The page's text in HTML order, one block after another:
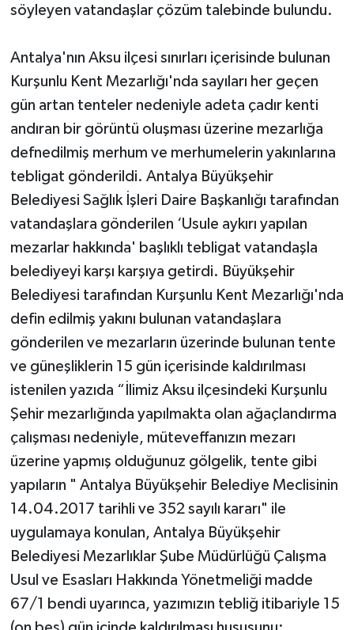
söyleyen vatandaşlar çözüm talebinde bulundu.
Antalya'nın Aksu ilçesi sınırları içerisinde bulunan
Kurşunlu Kent Mezarlığı'nda sayıları her geçen
gün artan tenteler nedeniyle adeta çadır kenti
andıran bir görüntü oluşması üzerine mezarlığa
defnedilmiş merhum ve merhumelerin yakınlarına
tebligat gönderildi. Antalya Büyükşehir
Belediyesi Sağlık İşleri Daire Başkanlığı tarafından
vatandaşlara gönderilen ‘Usule aykırı yapılan
mezarlar hakkında' başlıklı tebligat vatandaşla
belediyeyi karşı karşıya getirdi. Büyükşehir
Belediyesi tarafından Kurşunlu Kent Mezarlığı'nda
defin edilmiş yakını bulunan vatandaşlara
gönderilen ve mezarların üzerinde bulunan tente
ve güneşliklerin 15 gün içerisinde kaldırılması
istenilen yazıda “İlimiz Aksu ilçesindeki Kurşunlu
Şehir mezarlığında yapılmakta olan ağaçlandırma
çalışması nedeniyle, müteveffanızın mezarı
üzerine yapmış olduğunuz gölgelik, tente gibi
yapıların " Antalya Büyükşehir Belediye Meclisinin
14.04.2017 tarihli ve 352 sayılı kararı" ile
uygulamaya konulan, Antalya Büyükşehir
Belediyesi Mezarlıklar Şube Müdürlüğü Çalışma
Usul ve Esasları Hakkında Yönetmeliği madde
67/1 bendi uyarınca, yazımızın tebliğ itibariyle 15
Yaşam